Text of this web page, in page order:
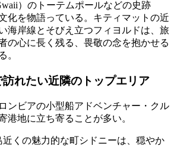
）のトーテムポールなどの史跡
化を物語っている。キティマットの近
海岸線とそびえ立つフィヨルドは、旅
の心に長く残る、畏敬の念を抱かせる
。
れたい近隣のトップエリア
ンビアの小型船アドベンチャー・クル
港地に立ち寄ることが多い。
くの魅力的な町シドニーは、穏やか